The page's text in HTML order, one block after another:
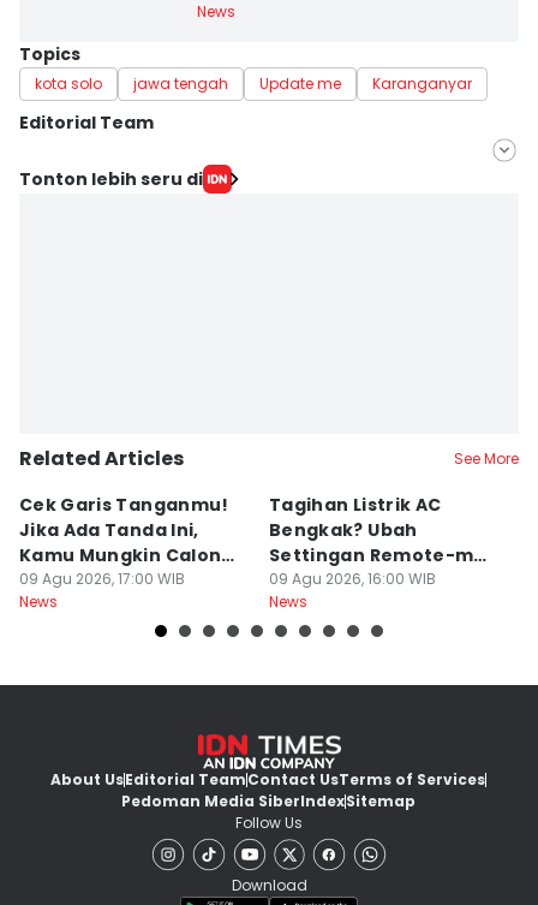
News
Topics
kota solo jawa tengah Update me Karanganyar
Editorial Team
Editor
Tonton lebih seru di
Related Articles See More
Cek Garis Tanganmu!
Jika Ada Tanda Ini,
Kamu Mungkin Calon
Orang Sukses
09 Agu 2026, 17:00 WIB
News
Tagihan Listrik AC
Bengkak? Ubah
Settingan Remote-mu
ke Mode Ini Mulai Nanti
Malam
09 Agu 2026, 16:00 WIB
News
About UsEditorial TeamContact UsTerms of Services
Pedoman Media SiberIndexSitemap
Follow Us
Download